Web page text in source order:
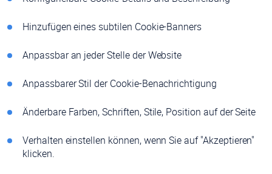
Hinzufügen eines subtilen Cookie-Banners
Anpassbar an jeder Stelle der Website
Anpassbarer Stil der Cookie-Benachrichtigung
Änderbare Farben, Schriften, Stile, Position auf der Seite
Verhalten einstellen können, wenn Sie auf "Akzeptieren"
klicken.